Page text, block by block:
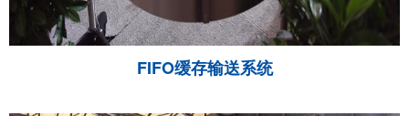
FIFO缓存输送系统